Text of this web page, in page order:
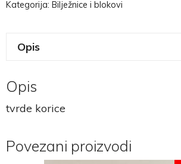
Kategorija: Bilježnice i blokovi
Opis
Opis
tvrde korice
Povezani proizvodi